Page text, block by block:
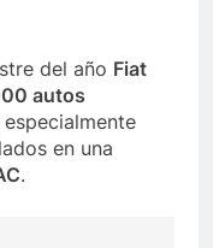
del año Fiat
autos
en una
.